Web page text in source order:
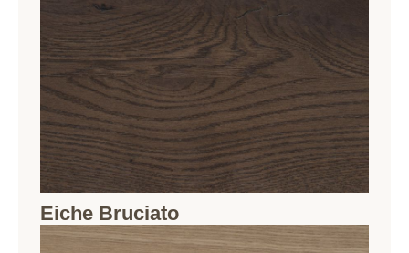
Eiche Bruciato